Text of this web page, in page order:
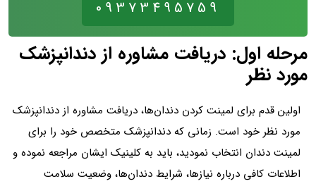
09373495759
مرحله اول: دریافت مشاوره از دندانپزشک
مورد نظر
اولین قدم برای لمینت کردن دندان‌ها، دریافت مشاوره از دندانپزشک
مورد نظر خود است. زمانی که دندانپزشک متخصص خود را برای
لمینت دندان انتخاب نمودید، باید به کلینیک ایشان مراجعه نموده و
اطلاعات کافی درباره نیازها، شرایط دندان‌‌ها، وضعیت سلامت